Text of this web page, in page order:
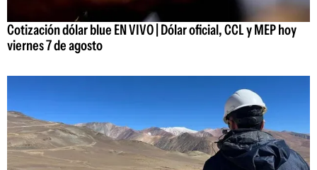
Cotización dólar blue EN VIVO | Dólar oficial, CCL y MEP hoy
viernes 7 de agosto